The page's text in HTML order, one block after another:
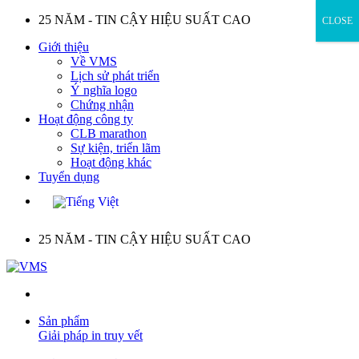
Skip
content
25 NĂM - TIN CẬY HIỆU SUẤT CAO
Giới thiệu
Về VMS
Lịch sử phát triển
Ý nghĩa logo
Chứng nhận
Hoạt động công ty
CLB marathon
Sự kiện, triển lãm
Hoạt động khác
Tuyển dụng
25 NĂM - TIN CẬY HIỆU SUẤT CAO
Sản phẩm
Giải pháp in truy vết
CLOSE